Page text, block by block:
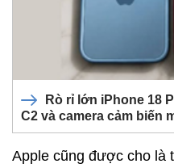
Rò rỉ lớn iPhone 18
C2 và camera cảm biến
Apple cũng được cho là